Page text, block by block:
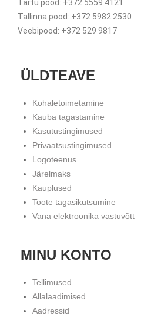
Tartu pood: +372 5559 4121
Tallinna pood: +372 5982 2530
Veebipood: +372 529 9817
ÜLDTEAVE
Kohaletoimetamine
Kauba tagastamine
Kasutustingimused
Privaatsustingimused
Logoteenus
Järelmaks
Kauplused
Toote tagasikutsumine
Vana elektroonika vastuvõtt
MINU KONTO
Tellimused
Allalaadimised
Aadressid